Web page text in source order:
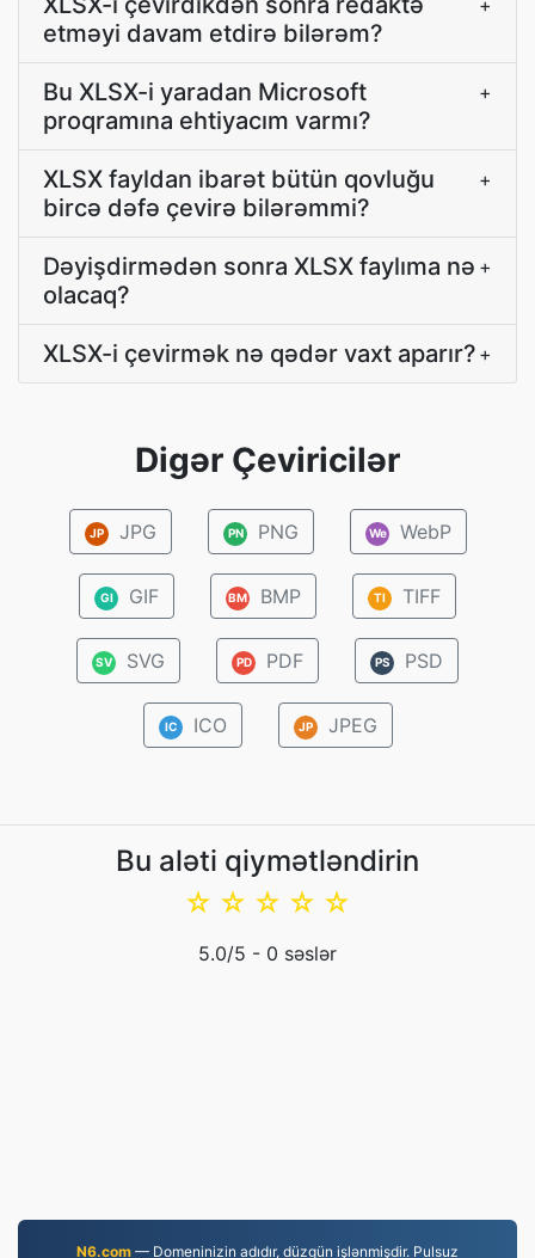
etməyi davam etdirə bilərəm?
+
Bu XLSX-i yaradan Microsoft
proqramına ehtiyacım varmı?
+
XLSX fayldan ibarət bütün qovluğu
bircə dəfə çevirə bilərəmmi?
+
Dəyişdirmədən sonra XLSX faylıma nə
olacaq?
+
XLSX-i çevirmək nə qədər vaxt aparır? +
Digər Çeviricilər
JP JPG PN PNG We WebP
GI GIF BM BMP TI TIFF
SV SVG PD PDF PS PSD
IC ICO JP JPEG
Bu aləti qiymətləndirin
☆
☆
☆
☆
☆
5.0/5 - 0 səslər
N6.com — Domeninizin adıdır, düzgün işlənmişdir. Pulsuz